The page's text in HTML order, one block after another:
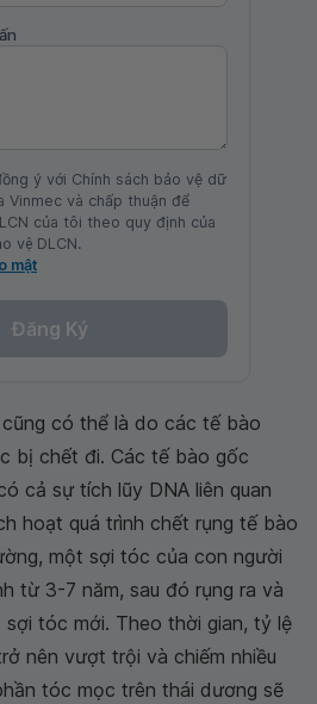
ý với Chính sách bảo vệ dữ
Vinmec và chấp thuận để
của tôi theo quy định của
vệ DLCN.
mật
Đăng Ký
có thể là do các tế bào
bị chết đi. Các tế bào gốc
cả sự tích lũy DNA liên quan
hoạt quá trình chết rụng tế bào
một sợi tóc của con người
từ 3-7 năm, sau đó rụng ra và
tóc mới. Theo thời gian, tỷ lệ
nên vượt trội và chiếm nhiều
tóc mọc trên thái dương sẽ